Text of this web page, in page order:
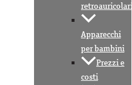
retroauricolari
Apparecchi
per bambini
Prezzi e
costi